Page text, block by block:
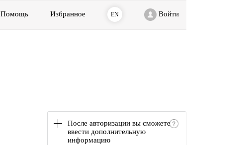
Помощь Избранное EN Войти
После авторизации вы сможете
ввести дополнительную
информацию